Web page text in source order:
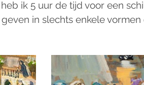
heb ik 5 uur de tijd voor een
in slechts enkele vormen